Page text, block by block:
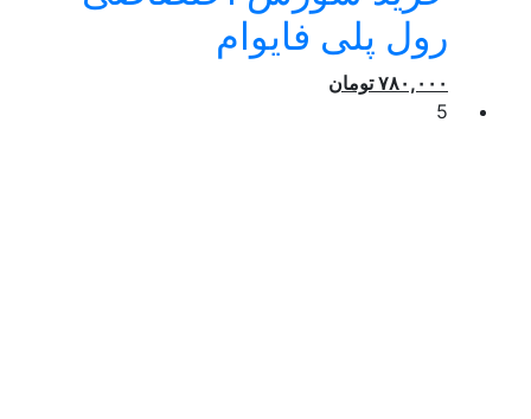
رول پلی فایوام
۷۸۰,۰۰۰ تومان
5